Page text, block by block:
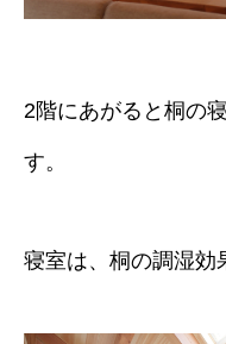
2階にあがると桐の
す。
寝室は、桐の調湿効